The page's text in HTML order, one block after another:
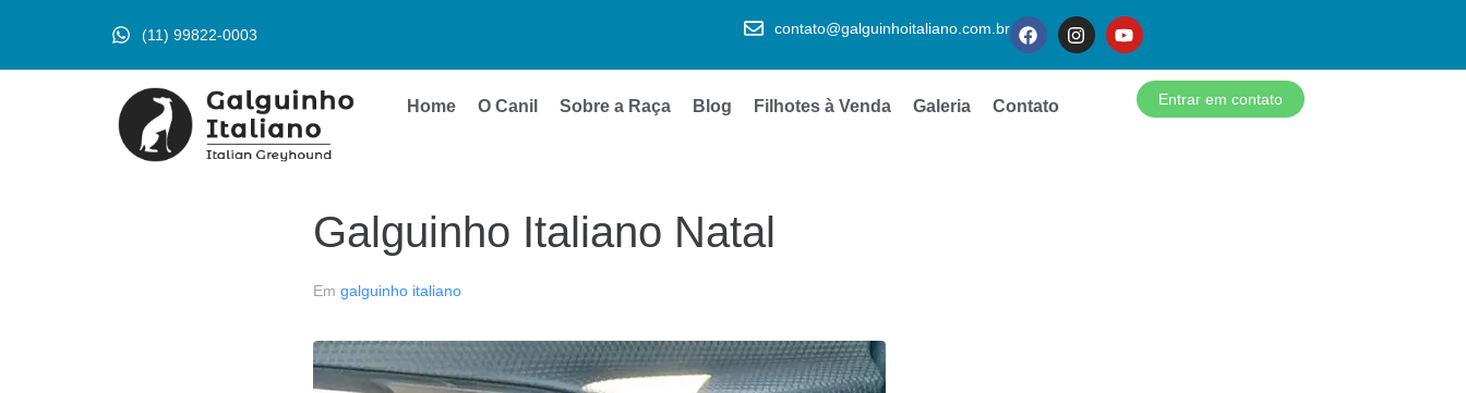
(11) 99822-0003 contato@galguinhoitaliano.com.br
Entrar em contato
Home O Canil Sobre a Raça Blog Filhotes à Venda Galeria Contato
Galguinho Italiano Natal
Em galguinho italiano